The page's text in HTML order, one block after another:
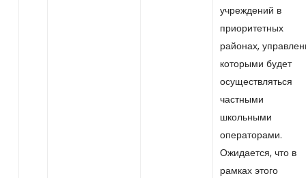
учреждений в
приоритетных
районах,
которыми будет
осуществляться
частными
школьными
операторами.
Ожидается, что в
рамках этого